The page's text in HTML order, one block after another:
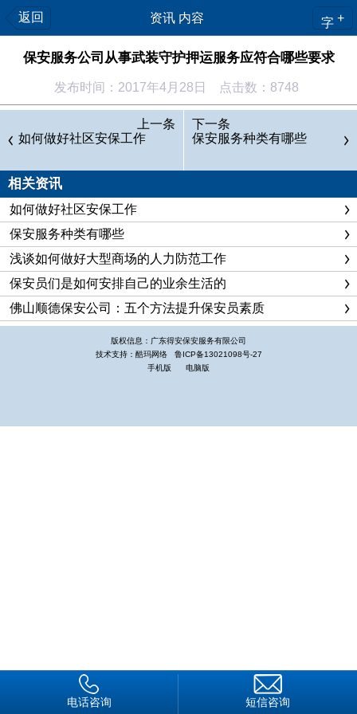
返回 资讯 内容 字 +
保安服务公司从事武装守护押运服务应符合哪些要求
发布时间：2017年4月28日 点击数：8748
保安服务公司从事武装守护押运服务应符合哪些要求
保安服务公司从事武装守护押运服务的保安服务公司，应当
备本条例第八条规定的条件，并符合下列条件：
（一）有不低于人民币1000万元的注册资本；
（二）国有独资或者国有资本占注册资本总额的51%以上；
（三）有符合《专职守护押运人员枪支使用管理条例》规定
条件的守护押运人员；
（四）有符合国家标准或者行业标准的专用运输车辆以及通
第十一条 申请设立从事武装守护押运服务的保安服务公
务公司申请增设武装守护押运业务的，无需再次提交证明其符合
上一条
如何做好社区安保工作
下一条
保安服务种类有哪些
相关资讯
如何做好社区安保工作
保安服务种类有哪些
浅谈如何做好大型商场的人力防范工作
保安员们是如何安排自己的业余生活的
佛山顺德保安公司：五个方法提升保安员素质
版权信息：广东得安保安服务有限公司
技术支持：酷玛网络 鲁ICP备13021098号-27
手机版
电脑版
电话咨询 短信咨询